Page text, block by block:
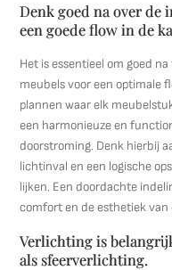
Denk goed na over de
een goede flow in de
Het is essentieel om goed
meubels voor een optimale
plannen waar elk
een harmonieuze en
doorstroming. Denk hierbij
lichtinval en een logische
lijken. Een doordachte
comfort en de esthetiek van
Verlichting is
als sfeerverlichting.